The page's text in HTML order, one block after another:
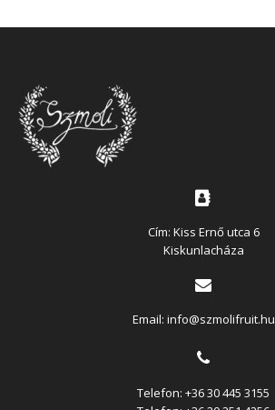
Cím: Kiss Ernő utca 6
Kiskunlacháza
Email: info@szmolifruit.hu
Telefon: +36 30 445 3155